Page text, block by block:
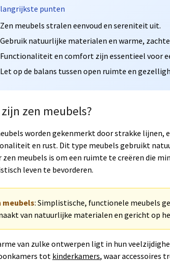
punten
Zen meubels stralen eenvoud en sereniteit uit.
Gebruik natuurlijke materialen en warme,
Functionaliteit en comfort zijn essentieel voor
Let op de balans tussen open ruimte en
zen meubels?
worden gekenmerkt door strakke lijnen,
en rust. Dit type meubels gebruikt
zen meubels is om een ruimte te creëren die
leven te bevorderen.
meubels: Simplistische, functionele meubels
van natuurlijke materialen en gericht op
van zulke ontwerpen ligt in hun
totkinderkamers, waar accessoires